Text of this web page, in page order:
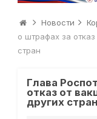
Новости
о штрафах за
стран
Глава
отказ от
других стран